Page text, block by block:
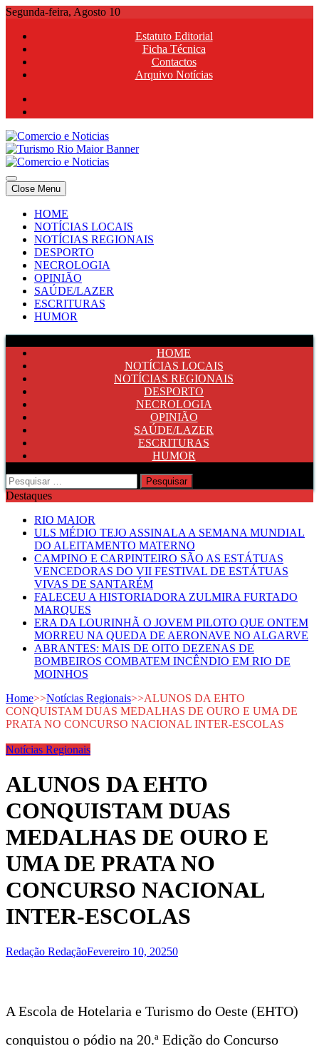
Skip
content
Segunda-feira, Agosto 10
Estatuto Editorial
Ficha Técnica
Contactos
Arquivo Notícias
Comercio e Noticias
Notícias e Publicidade Online
Comercio e Noticias
Notícias e Publicidade Online
Close Menu
HOME
NOTÍCIAS LOCAIS
NOTÍCIAS REGIONAIS
DESPORTO
NECROLOGIA
OPINIÃO
SAÚDE/LAZER
ESCRITURAS
HUMOR
HOME
NOTÍCIAS LOCAIS
NOTÍCIAS REGIONAIS
DESPORTO
NECROLOGIA
OPINIÃO
SAÚDE/LAZER
ESCRITURAS
HUMOR
Pesquisar
por:
Destaques
RIO MAIOR
ULS MÉDIO TEJO ASSINALA A SEMANA MUNDIAL
DO ALEITAMENTO MATERNO
CAMPINO E CARPINTEIRO SÃO AS ESTÁTUAS
VENCEDORAS DO VII FESTIVAL DE ESTÁTUAS
VIVAS DE SANTARÉM
FALECEU A HISTORIADORA ZULMIRA FURTADO
MARQUES
ERA DA LOURINHÃ O JOVEM PILOTO QUE ONTEM
MORREU NA QUEDA DE AERONAVE NO ALGARVE
ABRANTES: MAIS DE OITO DEZENAS DE
BOMBEIROS COMBATEM INCÊNDIO EM RIO DE
MOINHOS
Home>>Notícias Regionais>>ALUNOS DA EHTO
CONQUISTAM DUAS MEDALHAS DE OURO E UMA DE
PRATA NO CONCURSO NACIONAL INTER-ESCOLAS
Notícias Regionais
ALUNOS DA EHTO
CONQUISTAM DUAS
MEDALHAS DE OURO E
UMA DE PRATA NO
CONCURSO NACIONAL
INTER-ESCOLAS
Redação RedaçãoFevereiro 10, 20250
A Escola de Hotelaria e Turismo do Oeste (EHTO)
conquistou o pódio na 20.ª Edição do Concurso